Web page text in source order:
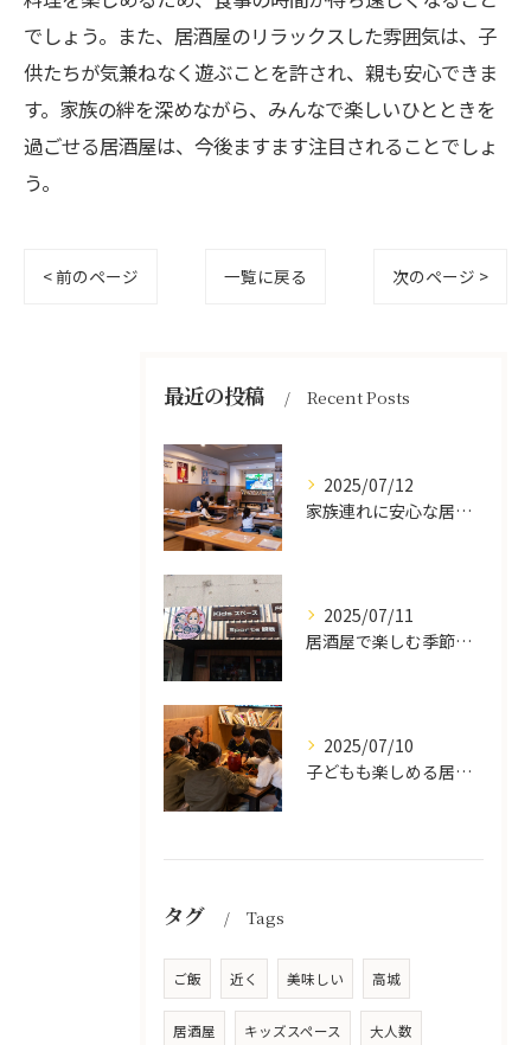
でしょう。また、居酒屋のリラックスした雰囲気は、子
供たちが気兼ねなく遊ぶことを許され、親も安心できま
す。家族の絆を深めながら、みんなで楽しいひとときを
過ごせる居酒屋は、今後ますます注目されることでしょ
う。
< 前のページ 一覧に戻る 次のページ >
最近の投稿 Recent Posts
2025/07/12
家族連れに安心な居酒屋体験
2025/07/11
居酒屋で楽しむ季節の味覚と生中継スポーツ観戦
2025/07/10
子どもも楽しめる居酒屋の魅力
タグ Tags
ご飯 近く 美味しい 高城
居酒屋 キッズスペース 大人数